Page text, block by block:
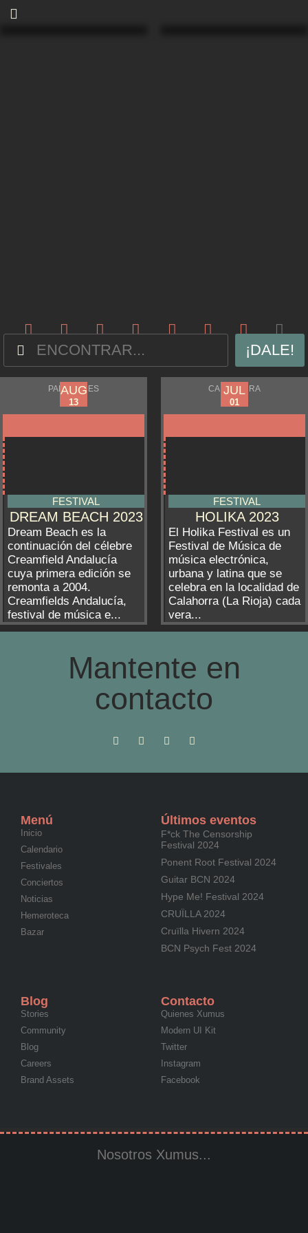
¡DALE!
PALOMARES
AUG
09
AUG
13
FESTIVAL
DREAM BEACH 2023
Dream Beach es la
continuación del célebre
Creamfield Andalucía
cuya primera edición se
remonta a 2004.
Creamfields Andalucía,
festival de música e...
CALAHORRA
JUN
28
JUL
01
FESTIVAL
HOLIKA 2023
El Holika Festival es un
Festival de Música de
música electrónica,
urbana y latina que se
celebra en la localidad de
Calahorra (La Rioja) cada
vera...
Mantente en
contacto
Menú
Inicio
Calendario
Festivales
Conciertos
Noticias
Hemeroteca
Bazar
Últimos eventos
F*ck The Censorship
Festival 2024
Ponent Root Festival 2024
Guitar BCN 2024
Hype Me! Festival 2024
CRUÏLLA 2024
Cruïlla Hivern 2024
BCN Psych Fest 2024
Blog
Stories
Community
Blog
Careers
Brand Assets
Contacto
Quienes Xumus
Modern UI Kit
Twitter
Instagram
Facebook
Nosotros Xumus...